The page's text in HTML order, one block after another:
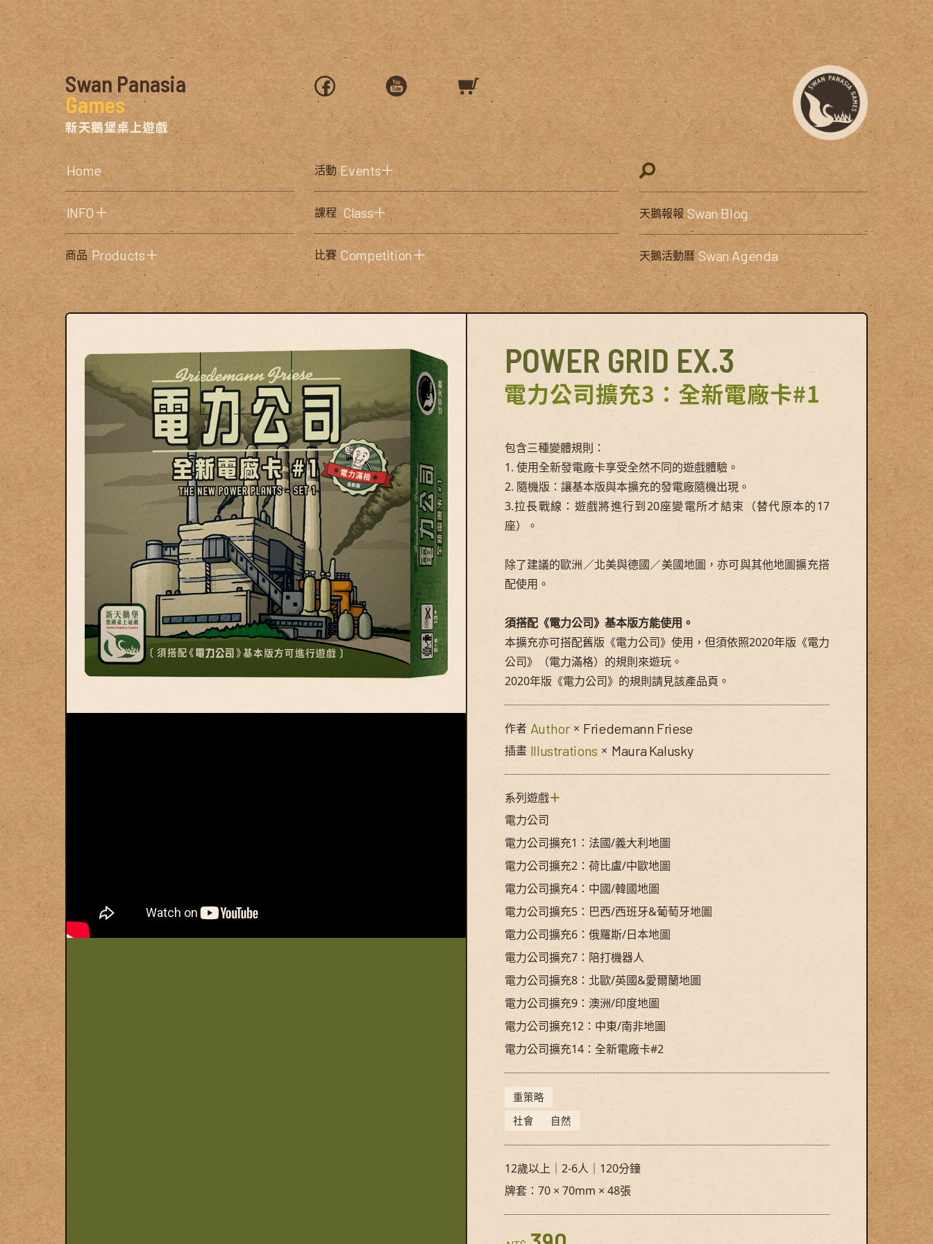
Swan Panasia
Games
新天鵝堡桌上遊戲
Home
INFO＋
商品 Products＋
活動Events＋
課程 Class＋
比賽Competition＋
天鵝報報 Swan Blog
天鵝活動曆Swan Agenda
© Swan Panasia Co., Ltd. All Rights Reserved.
POWER GRID EX.3
電力公司擴充3：全新電廠卡#1
包含三種變體規則：
1. 使用全新發電廠卡享受全然不同的遊戲體驗。
2. 隨機版：讓基本版與本擴充的發電廠隨機出現。
3.拉長戰線：遊戲將進行到20座變電所才結束（替代原本的17
座）。
除了建議的歐洲／北美與德國／美國地圖，亦可與其他地圖擴充搭
配使用。
須搭配《電力公司》基本版方能使用。
本擴充亦可搭配舊版《電力公司》使用，但須依照2020年版《電力
公司》（電力滿格）的規則來遊玩。
2020年版《電力公司》的規則請見該產品頁。
作者 Author × Friedemann Friese
插畫 Illustrations × Maura Kalusky
系列遊戲＋
電力公司
電力公司擴充1：法國/義大利地圖
電力公司擴充2：荷比盧/中歐地圖
電力公司擴充4：中國/韓國地圖
電力公司擴充5：巴西/西班牙&葡萄牙地圖
電力公司擴充6：俄羅斯/日本地圖
電力公司擴充7：陪打機器人
電力公司擴充8：北歐/英國&愛爾蘭地圖
電力公司擴充9：澳洲/印度地圖
電力公司擴充12：中東/南非地圖
電力公司擴充14：全新電廠卡#2
重策略
社會
自然
12歲以上｜2-6人｜120分鐘
牌套：70 × 70mm × 48張